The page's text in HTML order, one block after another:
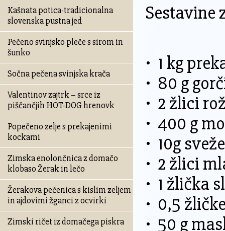
Kašnata potica-tradicionalna
slovenska pustna jed
Pečeno svinjsko pleče s sirom in
šunko
Sočna pečena svinjska krača
Valentinov zajtrk – srce iz
piščančjih HOT-DOG hrenovk
Popečeno zelje s prekajenimi
kockami
Zimska enolončnica z domačo
klobaso Žerak in lečo
Žerakova pečenica s kislim zeljem
in ajdovimi žganci z ocvirki
Zimski ričet iz domačega piskra
Sestavine
• 1 kg
• 80 g
• 2 žlici
• 400 g
• 10g
• 2 žlici
• 1 žlička
• 0,5
• 50 g